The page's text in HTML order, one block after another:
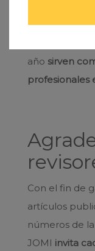
nuevas
estudios
año sirven
profesionales
Con el fin de
artículos
números de
JOMI invita